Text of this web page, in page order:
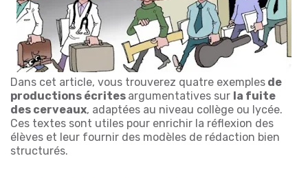
Dans cet article, vous trouverez quatre exemples de
productions écrites argumentatives sur la fuite
des cerveaux, adaptées au niveau collège ou lycée.
Ces textes sont utiles pour enrichir la réflexion des
élèves et leur fournir des modèles de rédaction bien
structurés.